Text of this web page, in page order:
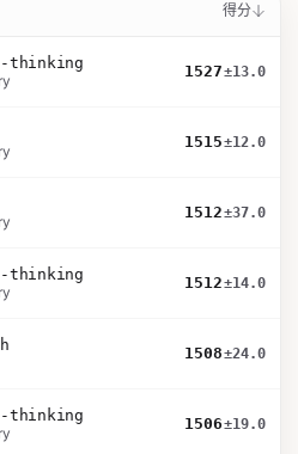
得分
thinking
1527±13.0
1515±12.0
1512±37.0
thinking
1512±14.0
1508±24.0
thinking
1506±19.0